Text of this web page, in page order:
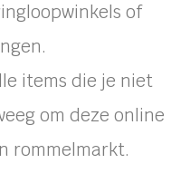
of
items die je niet
om deze online
rommelmarkt.